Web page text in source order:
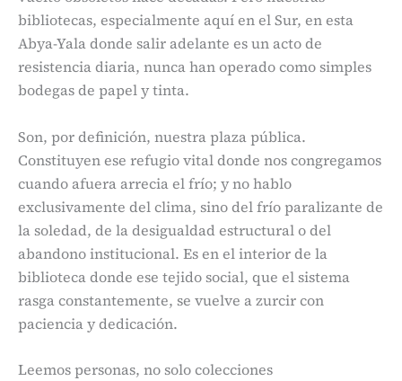
bibliotecas, especialmente aquí en el Sur, en esta
Abya-Yala donde salir adelante es un acto de
resistencia diaria, nunca han operado como simples
bodegas de papel y tinta.
Son, por definición, nuestra plaza pública.
Constituyen ese refugio vital donde nos congregamos
cuando afuera arrecia el frío; y no hablo
exclusivamente del clima, sino del frío paralizante de
la soledad, de la desigualdad estructural o del
abandono institucional. Es en el interior de la
biblioteca donde ese tejido social, que el sistema
rasga constantemente, se vuelve a zurcir con
paciencia y dedicación.
Leemos personas, no solo colecciones